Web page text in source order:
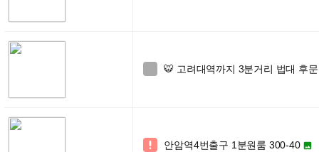
🐯 고려대역까지 3분거리 법대 후
 안암역4번출구 1분원룸 300-40 